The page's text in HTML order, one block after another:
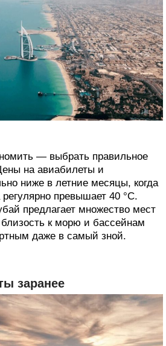
― выбрать правильное
на авиабилеты и
ниже в летние месяцы, когда
превышает 40 °C.
предлагает множество мест
к морю и бассейнам
даже в самый зной.
заранее